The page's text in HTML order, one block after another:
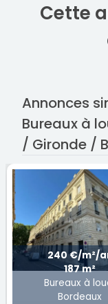
Cette
Annonces
Bureaux à
/ Gironde /
240 €/m²/
187 m²
Bureaux à
Bordeaux